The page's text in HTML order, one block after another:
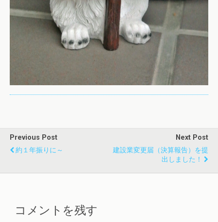
Previous Post
約１年振りに～
Next Post
建設業変更届（決算報告）を提
出しました！
コメントを残す